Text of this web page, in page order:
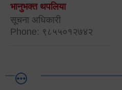
भानुभक्त थपलिया
सूचना अधिकारी
Phone: ९८५५०१२७४२